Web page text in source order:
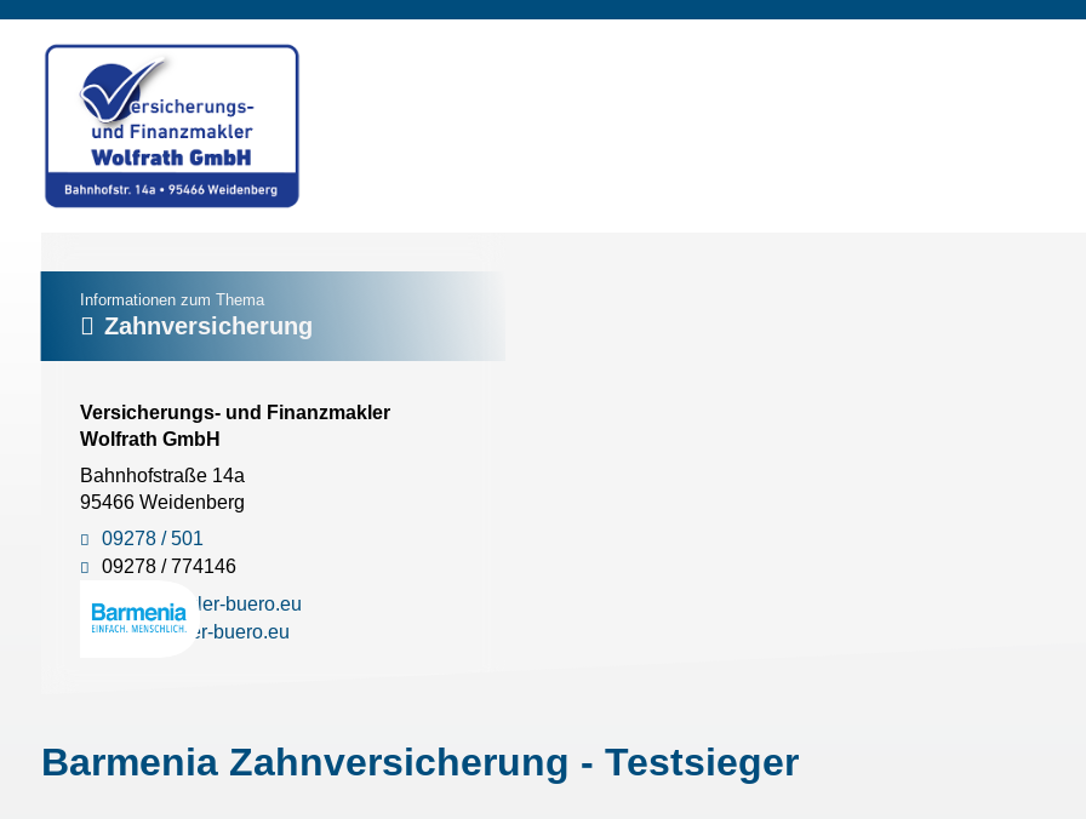
Informationen zum Thema
Zahnversicherung
Versicherungs- und Finanzmakler
Wolfrath GmbH
Bahnhofstraße 14a
95466 Weidenberg
09278 / 501
09278 / 774146
info(at)makler-buero.eu
www.makler-buero.eu
Barmenia Zahnversicherung - Testsieger